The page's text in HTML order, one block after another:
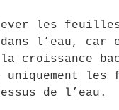
les
dans l’eau, car
croissance
uniquement
de l’eau.